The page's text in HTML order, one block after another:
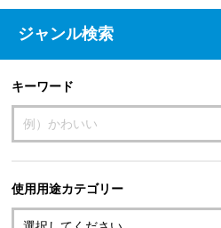
ジャンル検索
キーワード
使用用途カテゴリー